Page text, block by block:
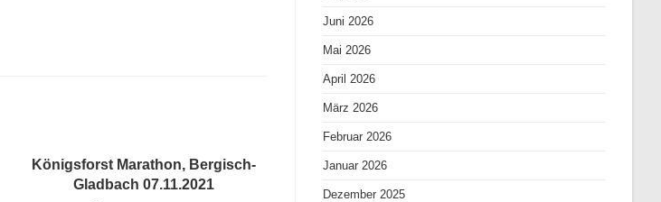
Königsforst Marathon, Bergisch-
Gladbach 07.11.2021
Juni 2026
Mai 2026
April 2026
März 2026
Februar 2026
Januar 2026
Dezember 2025